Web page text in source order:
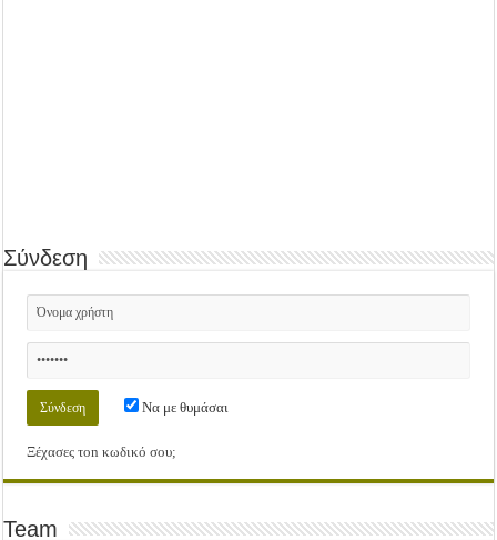
Σύνδεση
Να με θυμάσαι
Ξέχασες τοn κωδικό σου;
Team